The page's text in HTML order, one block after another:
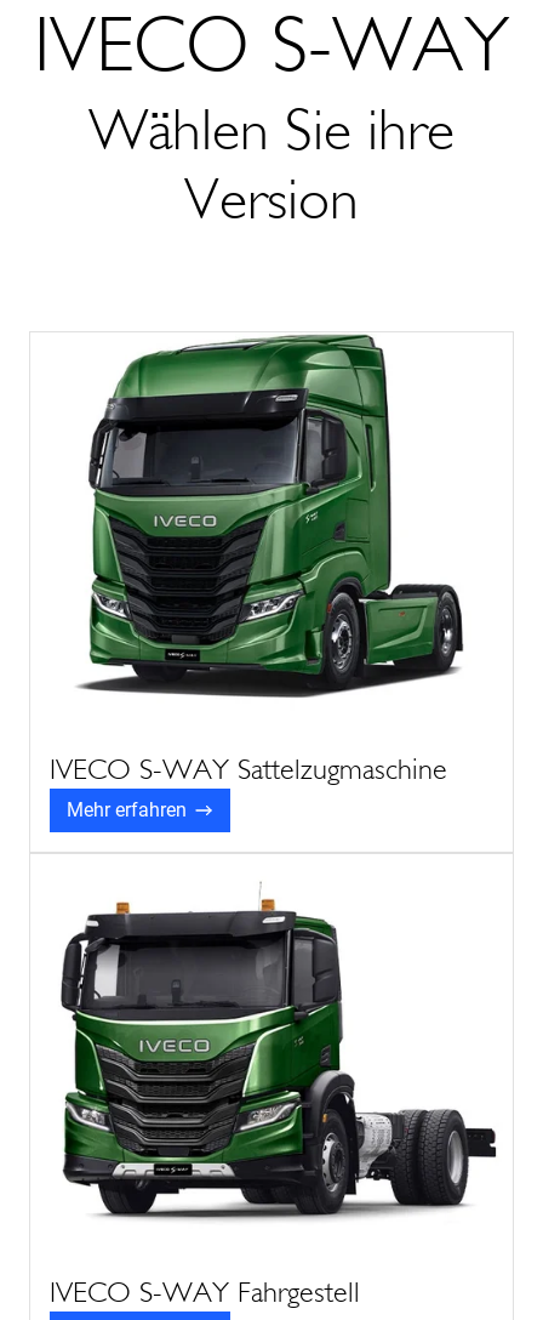
IVECO S-WAY
Wählen Sie ihre
Version
IVECO S-WAY Sattelzugmaschine
Mehr erfahren
IVECO S-WAY Fahrgestell